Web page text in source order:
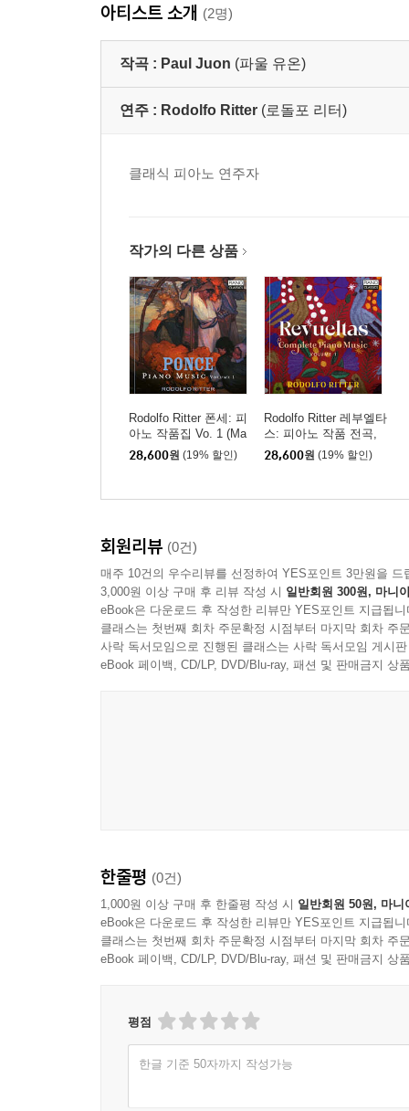
아티스트 소개 (2명)
작곡 : Paul Juon (파울 유온)
연주 : Rodolfo Ritter (로돌포 리터)
클래식 피아노 연주자
작가의 다른 상품
Rodolfo Ritter 폰세: 피
아노 작품집 Vo. 1 (Ma
nuel Ponce: Piano Mus
ic Vol.1)
28,600원 (19% 할인)
Rodolfo Ritter 레부엘타
스: 피아노 작품 전곡,
제1집 (Revueltas: Com
plete Piano Music, Vol.
28,600원 (19% 할인)
회원리뷰 (0건)
매주 10건의 우수리뷰를 선정하여 YES포인트 3만원을 드
3,000원 이상 구매 후 리뷰 작성 시 일반회원 300원, 마니
eBook은 다운로드 후 작성한 리뷰만 YES포인트 지급됩니
클래스는 첫번째 회차 주문확정 시점부터 마지막 회차 주
사락 독서모임으로 진행된 클래스는 사락 독서모임 게시
eBook 페이백, CD/LP, DVD/Blu-ray, 패션 및 판매금지 상
한줄평 (0건)
1,000원 이상 구매 후 한줄평 작성 시 일반회원 50원, 마니
eBook은 다운로드 후 작성한 리뷰만 YES포인트 지급됩니
클래스는 첫번째 회차 주문확정 시점부터 마지막 회차 주
eBook 페이백, CD/LP, DVD/Blu-ray, 패션 및 판매금지 상
평점
한글 기준 50자까지 작성가능